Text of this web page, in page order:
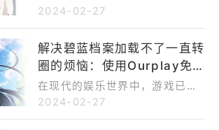
找到并打开OurPlay免费加速
您需要注册一个新账号或者登录
您已有的账号。如果您是第一次
使用该应用，点击“注册”按钮，
填写必要的信息并创建您的账
号。如果您已经有账号，点击“登
录”，输入您的用户名和密码即可
日在日本首次上线。 游戏的故
似，但其中的各国战舰女性化后
成为了人类的守护者，与敌对势
力“塞壬”进行着战斗。玩家在游
戏中扮演指挥官，通过组建自己
提升碧蓝档案手游活动加载速度
的应用攻略。 首先，让我们了
解一下OurPlay免费加速器。Ou
rPlay是一款专为游戏玩家设计的
网络加速器，旨在优化游戏连
接，提升游戏速度，减少游戏延
迟和卡顿。它通过优化网络传输
作为一款备受玩家喜爱的二次元
量的玩家加入其中。然而，在这
个充满竞争的世界里，想要在游
戏中脱颖而出并不容易。因此，
掌握一些隐藏技巧成为了许多玩
2024-02-27
解决碧蓝档案加载不了一直转
圈的烦恼：使用Ourplay免
费加速器
在现代的娱乐世界中，游戏已经
成为人们生活中不可或缺的一部
2024-02-27